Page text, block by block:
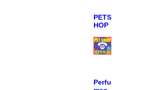
PETS
HOP
Perfu